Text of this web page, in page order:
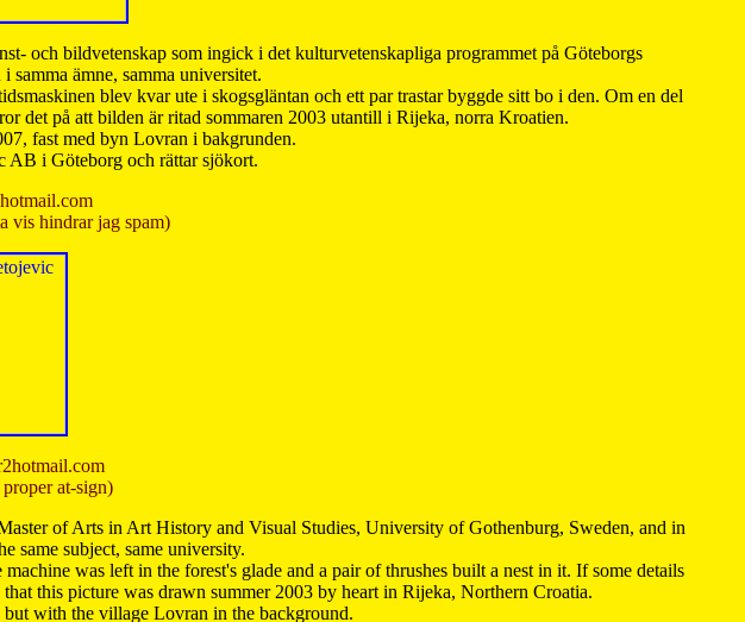
och bildvetenskap som ingick i det kulturvetenskapliga programmet på Göteborgs
ämne, samma universitet.
blev kvar ute i skogsgläntan och ett par trastar byggde sitt bo i den. Om en del
det på att bilden är ritad sommaren 2003 utantill i Rijeka, norra Kroatien.
fast med byn Lovran i bakgrunden.
AB i Göteborg och rättar sjökort.
vis hindrar jag spam)
at-sign)
of Arts in Art History and Visual Studies, University of Gothenburg, Sweden, and in
same subject, same university.
was left in the forest's glade and a pair of thrushes built a nest in it. If some details
this picture was drawn summer 2003 by heart in Rijeka, Northern Croatia.
with the village Lovran in the background.